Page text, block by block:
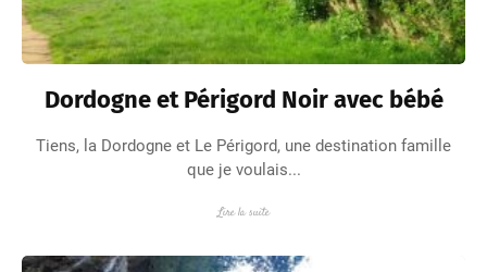
Dordogne et Périgord Noir avec bébé
Tiens, la Dordogne et Le Périgord, une destination famille
que je voulais...
Lire la suite